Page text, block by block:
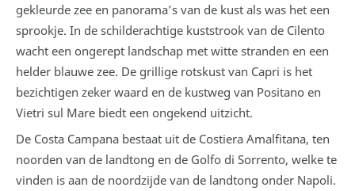
gekleurde zee en panorama’s van de kust als was het een
sprookje. In de schilderachtige kuststrook van de Cilento
wacht een ongerept landschap met witte stranden en een
helder blauwe zee. De grillige rotskust van Capri is het
bezichtigen zeker waard en de kustweg van Positano en
Vietri sul Mare biedt een ongekend uitzicht.
De Costa Campana bestaat uit de Costiera Amalfitana, ten
noorden van de landtong en de Golfo di Sorrento, welke te
vinden is aan de noordzijde van de landtong onder Napoli.